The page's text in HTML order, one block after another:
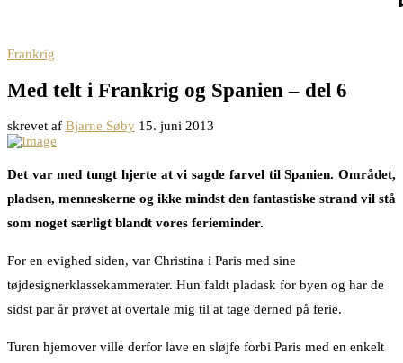
Frankrig
Med telt i Frankrig og Spanien – del 6
skrevet af Bjarne Søby 15. juni 2013
Det var med tungt hjerte at vi sagde farvel til Spanien. Området,
pladsen, menneskerne og ikke mindst den fantastiske strand vil stå
som noget særligt blandt vores ferieminder.
For en evighed siden, var Christina i Paris med sine
tøjdesignerklassekammerater. Hun faldt pladask for byen og har de
sidst par år prøvet at overtale mig til at tage derned på ferie.
Turen hjemover ville derfor lave en sløjfe forbi Paris med en enkelt